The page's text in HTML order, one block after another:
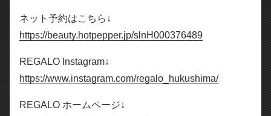
ネット予約はこちら↓
https://beauty.hotpepper.jp/slnH000376489
REGALO Instagram↓
https://www.instagram.com/regalo_hukushima/
REGALO ホームページ↓